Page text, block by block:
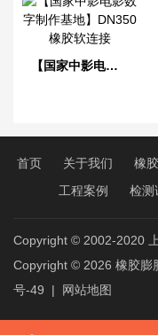
【国家中影电影数字制作基地】DN350橡胶软连接
首页 关于我们 橡
工程案例
检测
Copyright © 2002-2020
Copyright © 2026 橡胶膨
号-49 | 网站地图